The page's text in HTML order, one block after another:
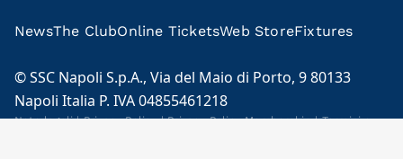
NewsThe ClubOnline TicketsWeb StoreFixtures
© SSC Napoli S.p.A., Via del Maio di Porto, 9 80133
Napoli Italia P. IVA 04855461218
Note legali|Privacy Policy|Privacy Policy Membership|Termini e